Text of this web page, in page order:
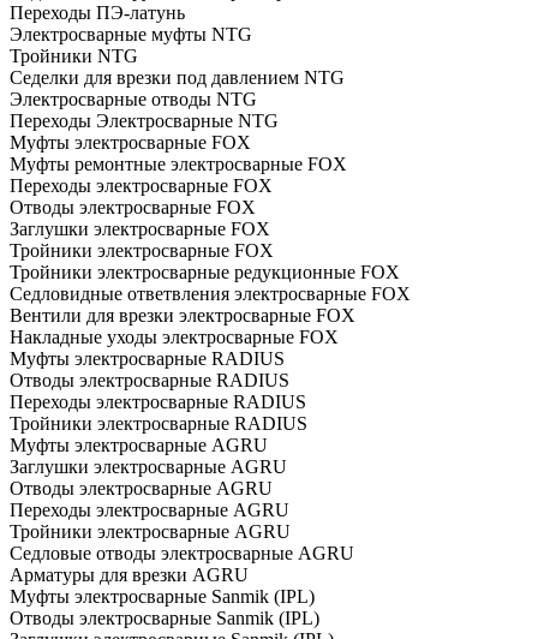
Переходы ПЭ-латунь
Электросварные муфты NTG
Тройники NTG
Седелки для врезки под давлением NTG
Электросварные отводы NTG
Переходы Электросварные NTG
Муфты электросварные FOX
Муфты ремонтные электросварные FOX
Переходы электросварные FOX
Отводы электросварные FOX
Заглушки электросварные FOX
Тройники электросварные FOX
Тройники электросварные редукционные FOX
Седловидные ответвления электросварные FOX
Вентили для врезки электросварные FOX
Накладные уходы электросварные FOX
Муфты электросварные RADIUS
Отводы электросварные RADIUS
Переходы электросварные RADIUS
Тройники электросварные RADIUS
Муфты электросварные AGRU
Заглушки электросварные AGRU
Отводы электросварные AGRU
Переходы электросварные AGRU
Тройники электросварные AGRU
Седловые отводы электросварные AGRU
Арматуры для врезки AGRU
Муфты электросварные Sanmik (IPL)
Отводы электросварные Sanmik (IPL)